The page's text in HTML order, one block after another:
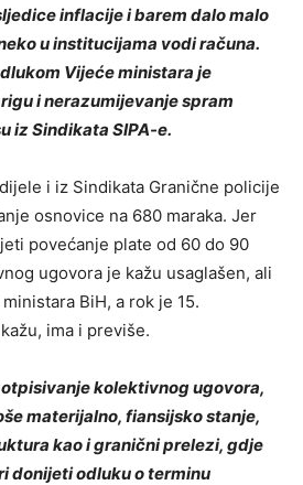
inflacije i barem dalo malo
u institucijama vodi računa.
Vijeće ministara je
i nerazumijevanje spram
iz Sindikata SIPA-e.
i iz Sindikata Granične policije
osnovice na 680 maraka. Jer
povećanje plate od 60 do 90
ugovora je kažu usaglašen, ali
BiH, a rok je 15.
ima i previše.
kolektivnog ugovora,
materijalno, fiansijsko stanje,
kao i granični prelezi, gdje
donijeti odluku o terminu